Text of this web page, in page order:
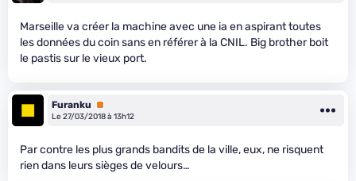
Marseille va créer la machine avec une ia en aspirant toutes
les données du coin sans en référer à la CNIL. Big brother boit
le pastis sur le vieux port.
Furanku
Premium
Le 27/03/2018 à 13h12
Par contre les plus grands bandits de la ville, eux, ne risquent
rien dans leurs sièges de velours…